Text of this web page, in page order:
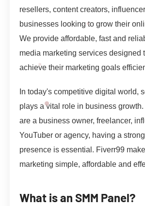
resellers, content creators,
businesses looking to grow their
We provide affordable, fast and
media marketing services designed
achieve their marketing goals
In today's competitive digital world,
plays a vital role in business
are a business owner, freelancer,
YouTuber or agency, having a
presence is essential. Fiverr99
marketing simple, affordable and
What is an SMM Panel?